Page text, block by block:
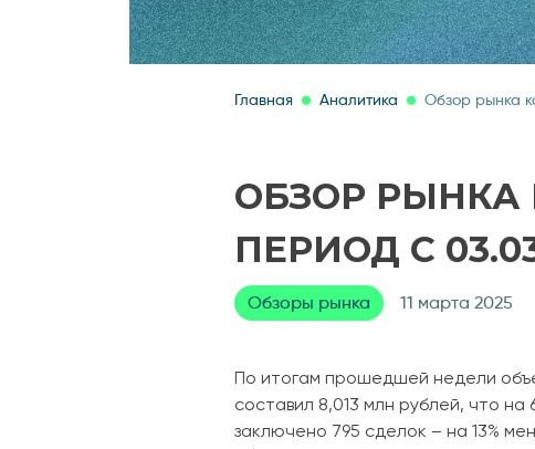
Главная Аналитика Обзор рынка
ОБЗОР РЫНКА
ПЕРИОД С
Обзоры рынка 11 марта 2025
По итогам прошедшей недели
составил 8,013 млн рублей, что
заключено 795 сделок – на 13%